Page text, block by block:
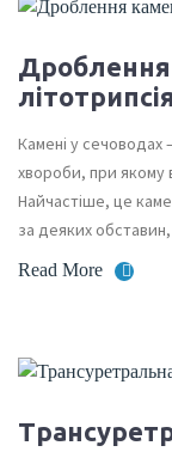
Дроблення
літотрипсія
Камені у сечоводах
хвороби, при якому
Найчастіше, це
за деяких
Read More